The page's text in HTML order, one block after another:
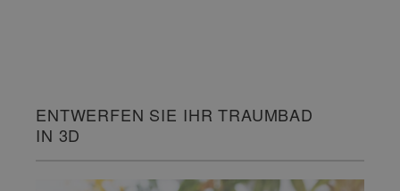
ENTWERFEN SIE IHR TRAUMBAD
IN 3D